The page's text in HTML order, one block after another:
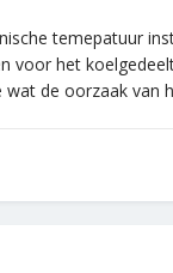
temepatuur
het
de oorzaak van